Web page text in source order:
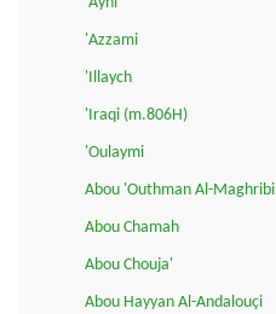
'Azzami
'Illaych
'Iraqi (m.806H)
'Oulaymi
Abou 'Outhman Al-Maghribi
Abou Chamah
Abou Chouja'
Abou Hayyan Al-Andalouçi